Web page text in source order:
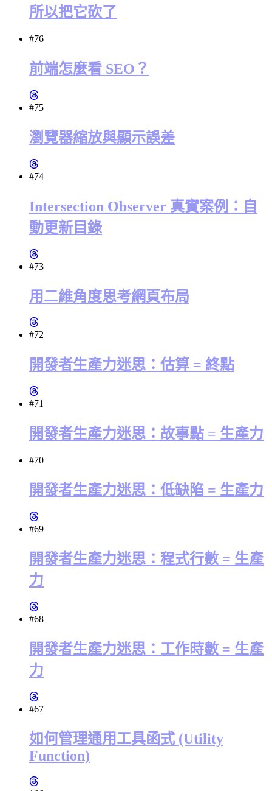
所以把它砍了
#76
前端怎麼看 SEO？
#75
瀏覽器縮放與顯示誤差
#74
Intersection Observer 真實案例：自
動更新目錄
#73
用二維角度思考網頁布局
#72
開發者生產力迷思：估算 = 終點
#71
開發者生產力迷思：故事點 = 生產力
#70
開發者生產力迷思：低缺陷 = 生產力
#69
開發者生產力迷思：程式行數 = 生產
力
#68
開發者生產力迷思：工作時數 = 生產
力
#67
如何管理通用工具函式 (Utility
Function)